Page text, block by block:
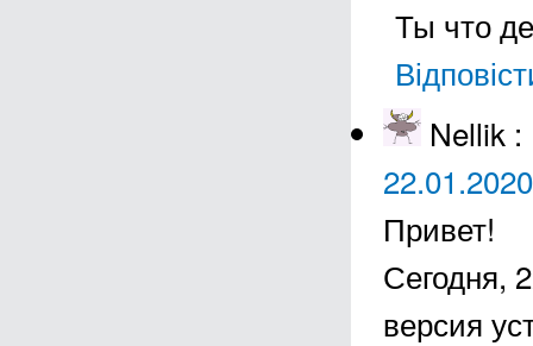
Ты что
Nellik :
Привет!
Сегодня,
версия